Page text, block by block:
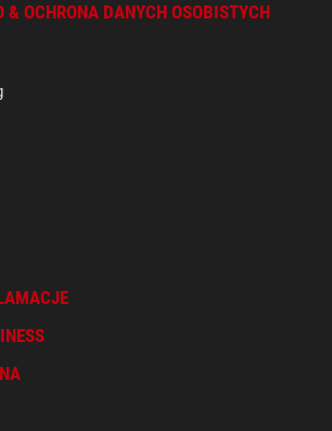
& OCHRONA DANYCH OSOBISTYCH